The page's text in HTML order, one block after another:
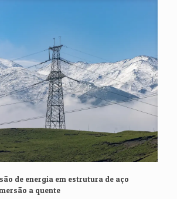
de energia em estrutura de aço
a quente